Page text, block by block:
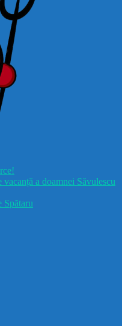
a doamnei Săvulescu
Spătaru